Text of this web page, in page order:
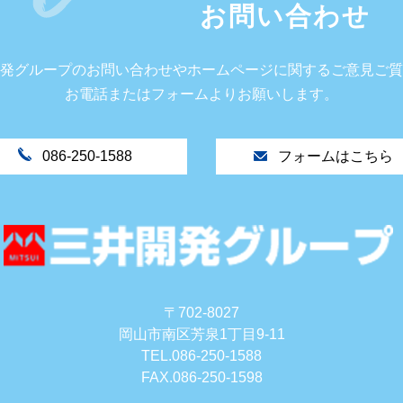
お問い合わせ
グループのお問い合わせやホームページに関するご意見ご
お電話またはフォームよりお願いします。
086-250-1588 フォームはこちら
〒702-8027
岡山市南区芳泉1丁目9-11
TEL.086-250-1588
FAX.086-250-1598